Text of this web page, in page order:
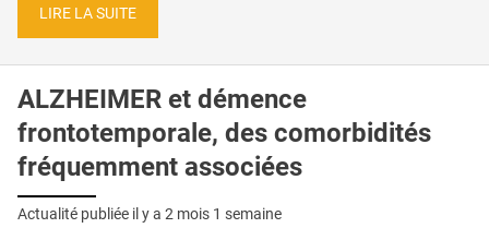
LIRE LA SUITE
ALZHEIMER et démence
frontotemporale, des comorbidités
fréquemment associées
Actualité publiée il y a 2 mois 1 semaine